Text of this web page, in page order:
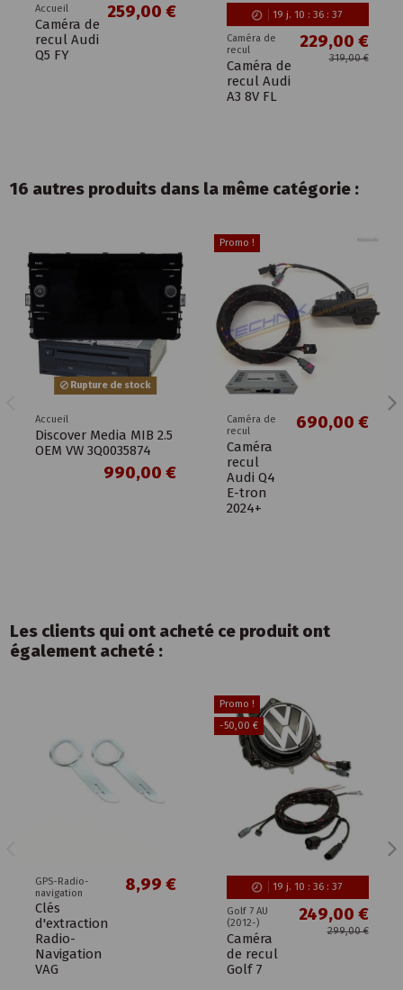
Accueil
Caméra de
recul Audi
Q5 FY
259,00 € 19 j. 10 :36 :37
Caméra de
recul
Caméra de
recul Audi
A3 8V FL
229,00 €
319,00 €
16 autres produits dans la même catégorie :
Rupture de stock
Accueil
Discover Media MIB 2.5
OEM VW 3Q0035874
990,00 €
Promo !
Caméra de
recul
Caméra
recul
Audi Q4
E-tron
2024+
690,00 €
Les clients qui ont acheté ce produit ont
également acheté :
GPS-Radio-
navigation
Clés
d'extraction
Radio-
Navigation
VAG
8,99 €
Promo !
-50,00 €
19 j. 10 :36 :37
Golf 7 AU
(2012-)
Caméra
de recul
Golf 7
249,00 €
299,00 €